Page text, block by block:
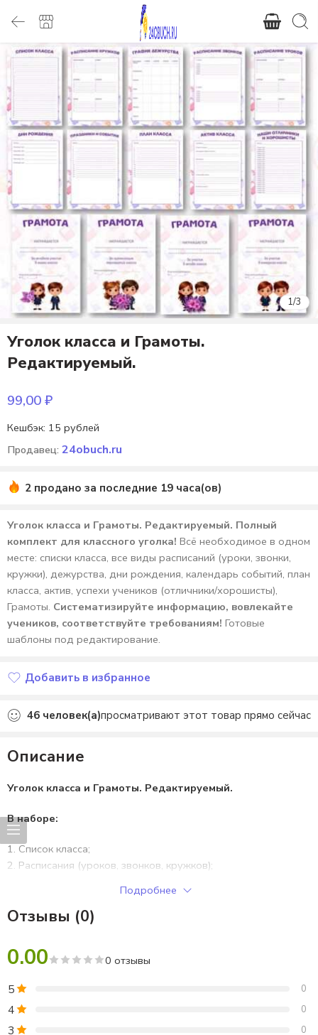
1/3
Уголок класса и Грамоты.
Редактируемый.
99,00₽
Кешбэк: 15 рублей
Продавец: 24obuch.ru
2 продано за последние 19 часа(ов)
Уголок класса и Грамоты. Редактируемый. Полный
комплект для классного уголка! Всё необходимое в одном
месте: списки класса, все виды расписаний (уроки, звонки,
кружки), дежурства, дни рождения, календарь событий, план
класса, актив, успехи учеников (отличники/хорошисты),
Грамоты. Систематизируйте информацию, вовлекайте
учеников, соответствуйте требованиям! Готовые
шаблоны под редактирование.
Добавить в избранное
46 человек(а)просматривают этот товар прямо сейчас
Описание
Уголок класса и Грамоты. Редактируемый.
В наборе:
Список класса;
Расписания (уроков, звонков, кружков);
Праздники и события;
Актив класса;
Наши отличники и хорошисты;
Грамоты (4 варианта).
Подробнее
Отзывы (0)
0.00 0 отзывы
5 0
4 0
3 0